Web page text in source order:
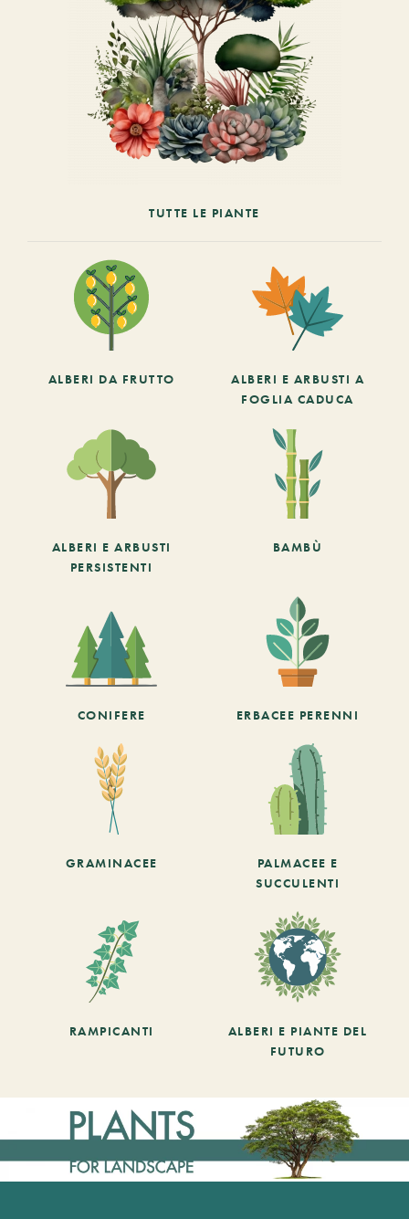
TUTTE LE PIANTE
ALBERI DA FRUTTO
ALBERI E ARBUSTI A
FOGLIA CADUCA
ALBERI E ARBUSTI
PERSISTENTI
BAMBÙ
CONIFERE ERBACEE PERENNI
GRAMINACEE
PALMACEE E
SUCCULENTI
RAMPICANTI
ALBERI E PIANTE DEL
FUTURO